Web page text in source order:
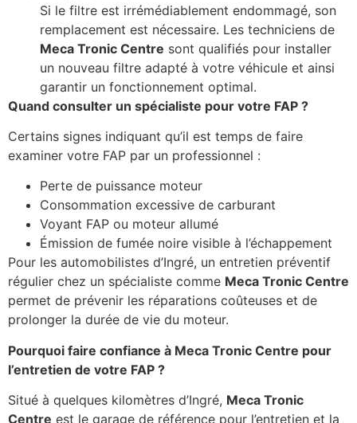
Si le filtre est irrémédiablement endommagé, son
remplacement est nécessaire. Les techniciens de
Meca Tronic Centre sont qualifiés pour installer
un nouveau filtre adapté à votre véhicule et ainsi
garantir un fonctionnement optimal.
Quand consulter un spécialiste pour votre FAP ?
Certains signes indiquant qu’il est temps de faire
examiner votre FAP par un professionnel :
Perte de puissance moteur
Consommation excessive de carburant
Voyant FAP ou moteur allumé
Émission de fumée noire visible à l’échappement
Pour les automobilistes d’Ingré, un entretien préventif
régulier chez un spécialiste comme Meca Tronic Centre
permet de prévenir les réparations coûteuses et de
prolonger la durée de vie du moteur.
Pourquoi faire confiance à Meca Tronic Centre pour
l’entretien de votre FAP ?
Situé à quelques kilomètres d’Ingré, Meca Tronic
Centre est le garage de référence pour l’entretien et la